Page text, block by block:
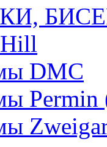
DMC
Permin